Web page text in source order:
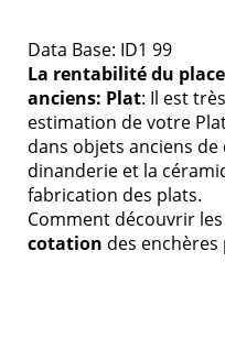
Data Base: ID1 99
La rentabilité du
anciens: Plat: Il est
estimation de votre
dans objets anciens
dinanderie et la
fabrication des plats.
Comment découvrir
cotation des